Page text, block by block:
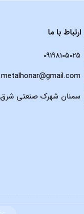
ارتباط با ما
09198105025
metalhonar@gmail.com
سمنان شهرک صنعتی شرق